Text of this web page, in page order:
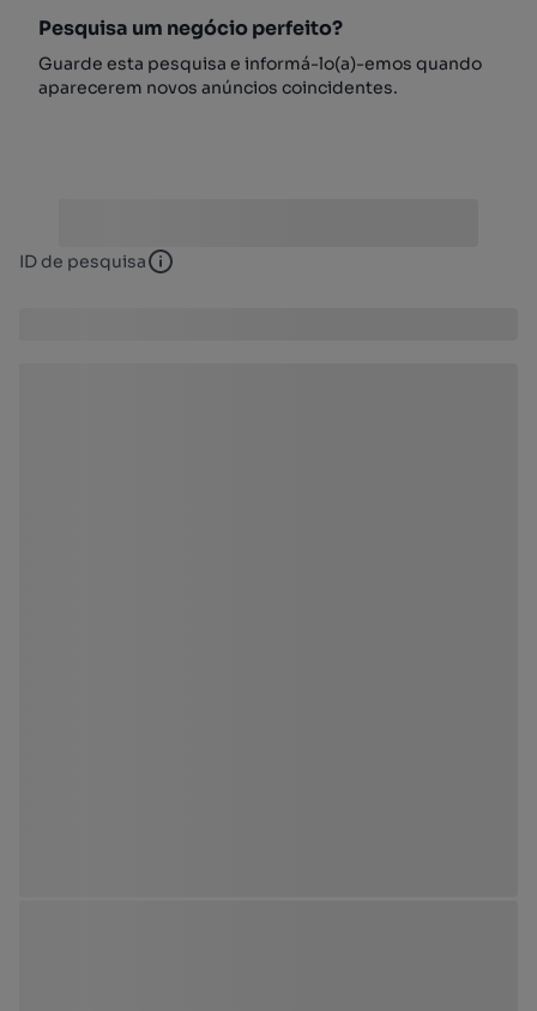
Pesquisa um negócio perfeito?
Guarde esta pesquisa e informá-lo(a)-emos quando
aparecerem novos anúncios coincidentes.
ID de pesquisa ID de pesquisa